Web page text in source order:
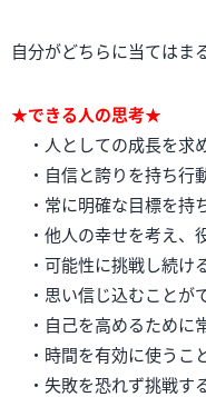
自分がどちらに当てはま
★できる人の思考★
・人としての成長を求
・自信と誇りを持ち行
・常に明確な目標を持
・他人の幸せを考え、
・可能性に挑戦し続け
・思い信じ込むことが
・自己を高めるために
・時間を有効に使うこ
・失敗を恐れず挑戦す